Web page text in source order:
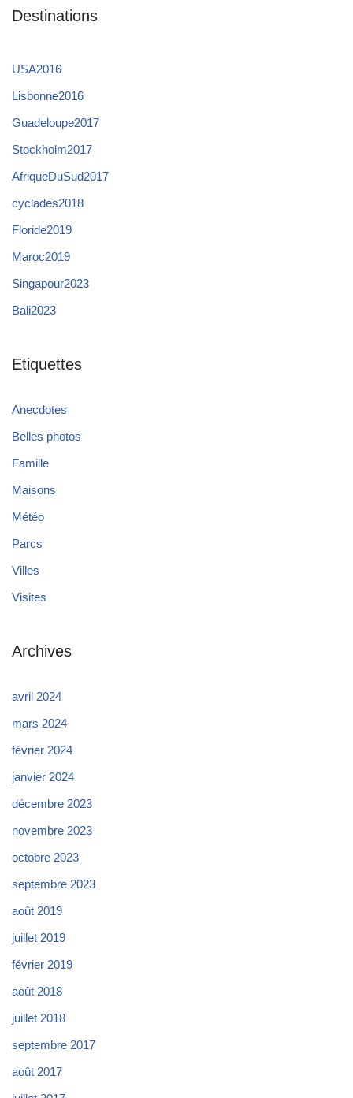
Destinations
USA2016
Lisbonne2016
Guadeloupe2017
Stockholm2017
AfriqueDuSud2017
cyclades2018
Floride2019
Maroc2019
Singapour2023
Bali2023
Etiquettes
Anecdotes
Belles photos
Famille
Maisons
Météo
Parcs
Villes
Visites
Archives
avril 2024
mars 2024
février 2024
janvier 2024
décembre 2023
novembre 2023
octobre 2023
septembre 2023
août 2019
juillet 2019
février 2019
août 2018
juillet 2018
septembre 2017
août 2017